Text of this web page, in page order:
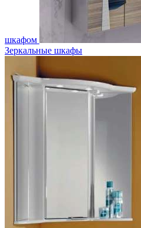
шкафом
Зеркальные шкафы